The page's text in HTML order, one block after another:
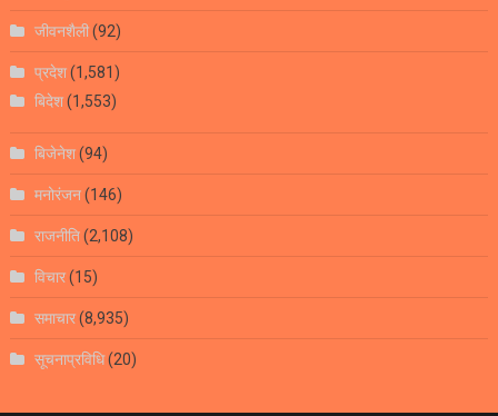
जीवनशैली(92)
प्रदेश(1,581)
बिदेश(1,553)
बिजेनेश(94)
मनोरंजन(146)
राजनीति(2,108)
विचार(15)
समाचार(8,935)
सूचनाप्रविधि(20)